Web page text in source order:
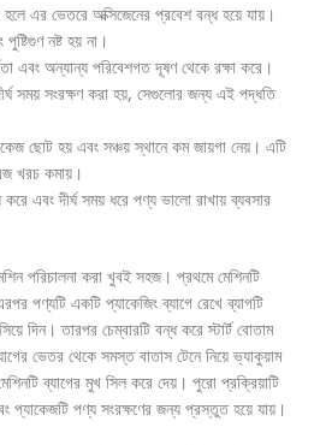
এর ভেতরে অক্সিজেনের প্রবেশ বন্ধ হয়ে যায়।
নষ্ট হয় না।
এবং অন্যান্য পরিবেশগত দূষণ থেকে রক্ষা করে।
সময় সংরক্ষণ করা হয়, সেগুলোর জন্য এই পদ্ধতি
ছোট হয় এবং সঞ্চয় স্থানে কম জায়গা নেয়। এটি
খরচ কমায়।
এবং দীর্ঘ সময় ধরে পণ্য ভালো রাখায় ব্যবসার
পরিচালনা করা খুবই সহজ। প্রথমে মেশিনটি
পণ্যটি একটি প্যাকেজিং ব্যাগে রেখে ব্যাগটি
দিন। তারপর চেম্বারটি বন্ধ করে স্টার্ট বোতাম
ভেতর থেকে সমস্ত বাতাস টেনে নিয়ে ভ্যাকুয়াম
ব্যাগের মুখ সিল করে দেয়। পুরো প্রক্রিয়াটি
প্যাকেজটি পণ্য সংরক্ষণের জন্য প্রস্তুত হয়ে যায়।